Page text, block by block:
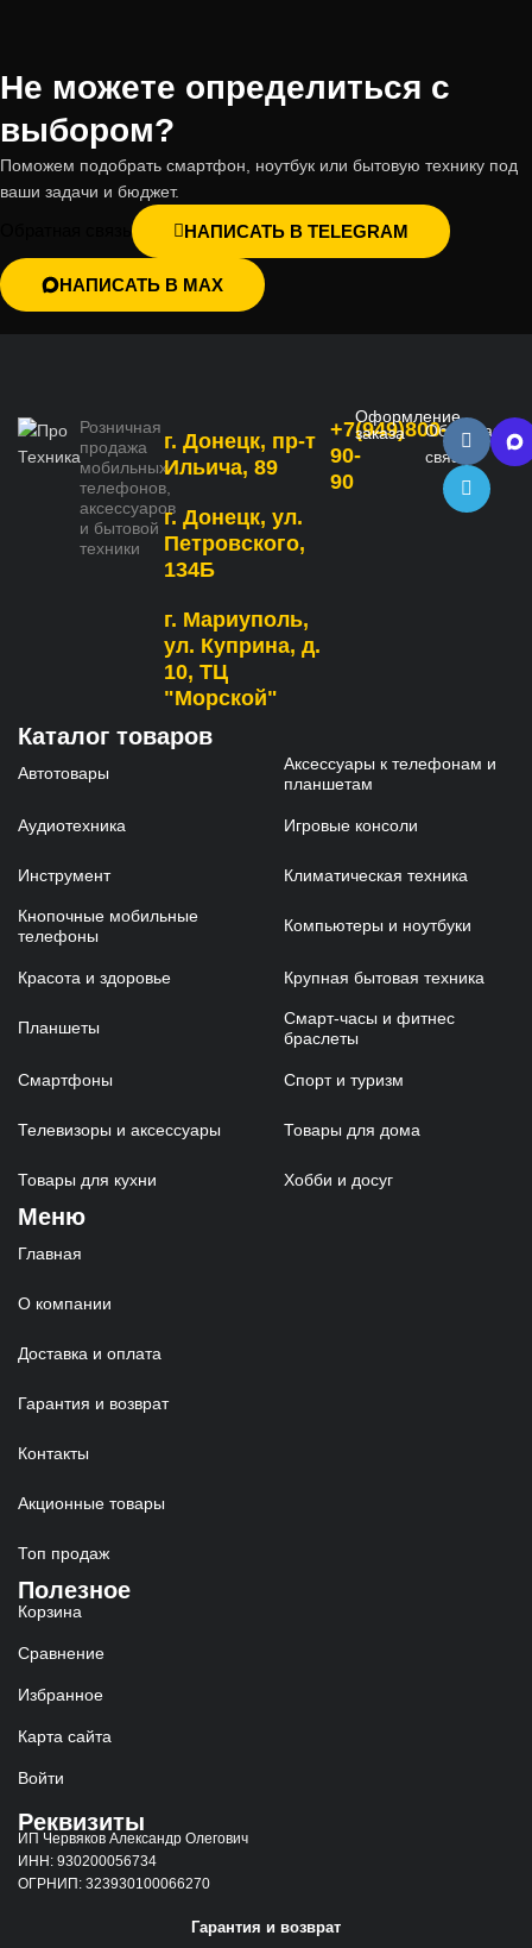
Не можете определиться с
выбором?
Поможем подобрать смартфон, ноутбук или бытовую технику под
ваши задачи и бюджет.
НАПИСАТЬ В TELEGRAM
НАПИСАТЬ В MAX
Розничная
продажа
мобильных
телефонов,
аксессуаров
и бытовой
техники
г. Донецк, пр-т
Ильича, 89
г. Донецк, ул.
Петровского,
134Б
г. Мариуполь,
ул. Куприна, д.
10, ТЦ
"Морской"
+7(949)800-
90-
90
Оформление
заказа
Обратная
связь
Каталог товаров
Автотовары
Аксессуары к телефонам и
планшетам
Аудиотехника Игровые консоли
Инструмент Климатическая техника
Кнопочные мобильные
телефоны
Компьютеры и ноутбуки
Красота и здоровье Крупная бытовая техника
Планшеты
Смарт-часы и фитнес
браслеты
Смартфоны Спорт и туризм
Телевизоры и аксессуары Товары для дома
Товары для кухни Хобби и досуг
Меню
Главная
О компании
Доставка и оплата
Гарантия и возврат
Контакты
Акционные товары
Топ продаж
Полезное
Корзина
Сравнение
Избранное
Карта сайта
Войти
Реквизиты
ИП Червяков Александр Олегович
ИНН: 930200056734
ОГРНИП: 323930100066270
Гарантия и возврат